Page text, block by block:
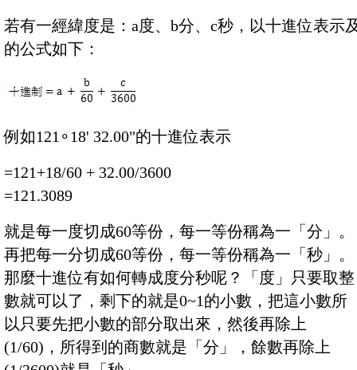
若有一經緯度是：a度、b分、c秒，以十進位表示
的公式如下：
例如121 ∘18' 32.00"的十進位表示
=121+18/60 + 32.00/3600
=121.3089
就是每一度切成60等份，每一等份稱為一「分」。
再把每一分切成60等份，每一等份稱為一「秒」。
那麼十進位有如何轉成度分秒呢？「度」只要取整
數就可以了，剩下的就是0~1的小數，把這小數所
以只要先把小數的部分取出來，然後再除上
(1/60)，所得到的商數就是「分」，餘數再除上